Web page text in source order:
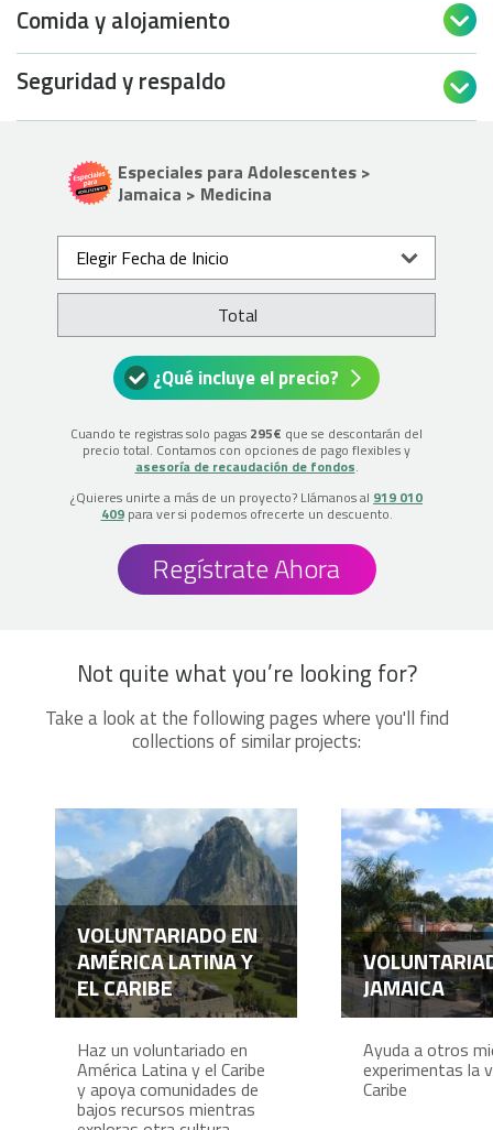
Comida y alojamiento 
Seguridad y respaldo 
Especiales para Adolescentes >
Jamaica > Medicina
Elegir Fecha de Inicio
Total
¿Qué incluye el precio?
Cuando te registras solo pagas 295€ que se descontarán del
precio total. Contamos con opciones de pago flexibles y
asesoría de recaudación de fondos.
¿Quieres unirte a más de un proyecto? Llámanos al 919 010
409para ver si podemos ofrecerte un descuento.
Regístrate Ahora
Not quite what you’re looking for?
Take a look at the following pages where you'll find
collections of similar projects:
VOLUNTARIADO EN
AMÉRICA LATINA Y
EL CARIBE
Haz un voluntariado en
América Latina y el Caribe
y apoya comunidades de
bajos recursos mientras
JAMAICA
Ayuda a otros
experimentas la
Caribe